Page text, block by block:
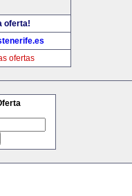
oferta!
ofertas